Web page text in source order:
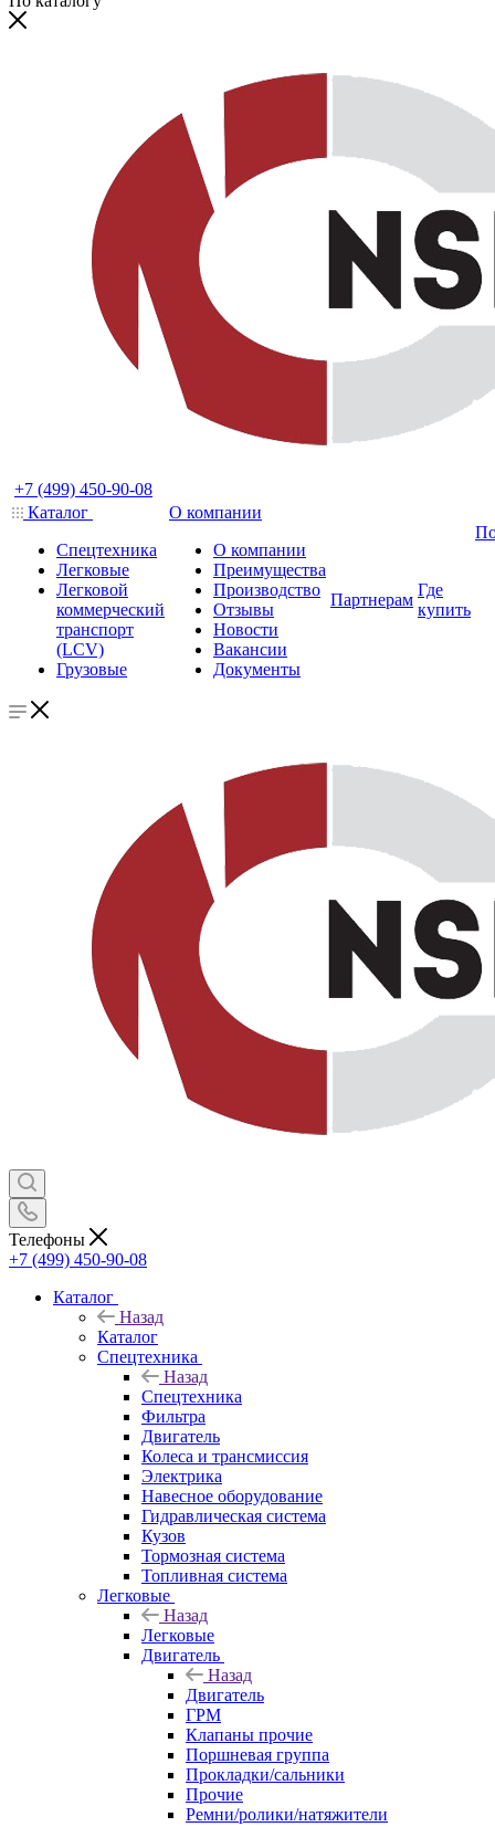
+7 (499) 450-90-08
Каталог
Спецтехника
Легковые
Легковой
коммерческий
транспорт
(LCV)
Грузовые
О компании
О компании
Преимущества
Производство
Отзывы
Новости
Вакансии
Документы
Партнерам
Где
купить
Телефоны
+7 (499) 450-90-08
Каталог
Назад
Каталог
Спецтехника
Назад
Спецтехника
Фильтра
Двигатель
Колеса и трансмиссия
Электрика
Навесное оборудование
Гидравлическая система
Кузов
Тормозная система
Топливная система
Легковые
Назад
Легковые
Двигатель
Назад
Двигатель
ГРМ
Клапаны прочие
Поршневая группа
Прокладки/сальники
Прочие
Ремни/ролики/натяжители